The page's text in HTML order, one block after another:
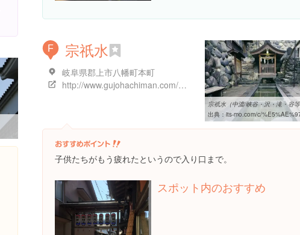
F 宗祇水
岐阜県郡上市八幡町本町
http://www.gujohachiman.com/kanko/
出典：its-mo.com/c/%E5%AE%97%E7%A5%87%E6%B0%B4/
子供たちがもう疲れたというので入り口まで。
スポット内のおすすめ